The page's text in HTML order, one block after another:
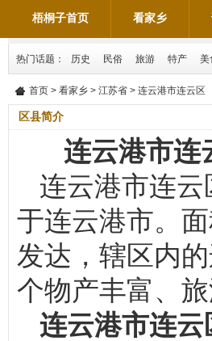
梧桐子首页 看家乡
热门话题： 历史 民俗 旅游 特产 美
首页 > 看家乡 > 江苏省 > 连云港市连云区
区县简介
连云港市连
连云港市连
于连云港市。
发达，辖区内
个物产丰富、
连云港市连